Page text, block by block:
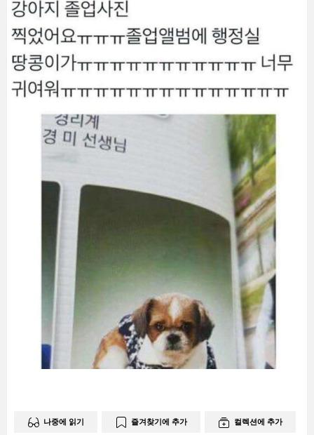
나중에 읽기 즐겨찾기에 추가 컬렉션에 추가